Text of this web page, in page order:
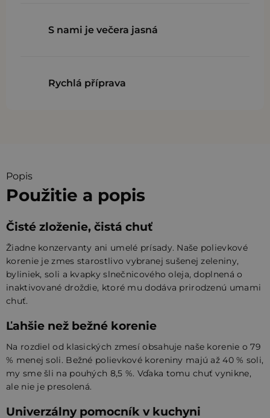
S nami je večera jasná
Rychlá příprava
Popis
Použitie a popis
Čisté zloženie, čistá chuť
Žiadne konzervanty ani umelé prísady. Naše polievkové
korenie je zmes starostlivo vybranej sušenej zeleniny,
byliniek, soli a kvapky slnečnicového oleja, doplnená o
inaktivované droždie, ktoré mu dodáva prirodzenú umami
chuť.
Ľahšie než bežné korenie
Na rozdiel od klasických zmesí obsahuje naše korenie o 79
% menej soli. Bežné polievkové koreniny majú až 40 % soli,
my sme šli na pouhých 8,5 %. Vďaka tomu chuť vynikne,
ale nie je presolená.
Univerzálny pomocník v kuchyni